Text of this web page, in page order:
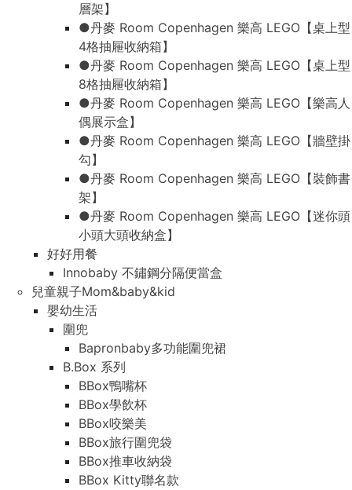
層架】
●丹麥 Room Copenhagen 樂高 LEGO【桌上型
4格抽屜收納箱】
●丹麥 Room Copenhagen 樂高 LEGO【桌上型
8格抽屜收納箱】
●丹麥 Room Copenhagen 樂高 LEGO【樂高人
偶展示盒】
●丹麥 Room Copenhagen 樂高 LEGO【牆壁掛
勾】
●丹麥 Room Copenhagen 樂高 LEGO【裝飾書
架】
●丹麥 Room Copenhagen 樂高 LEGO【迷你頭
小頭大頭收納盒】
好好用餐
Innobaby 不鏽鋼分隔便當盒
兒童親子Mom&baby&kid
嬰幼生活
圍兜
Bapronbaby多功能圍兜裙
B.Box 系列
BBox鴨嘴杯
BBox學飲杯
BBox咬樂美
BBox旅行圍兜袋
BBox推車收納袋
BBox Kitty聯名款